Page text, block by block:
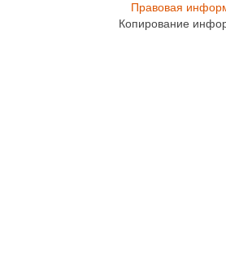
Правовая
Копирование